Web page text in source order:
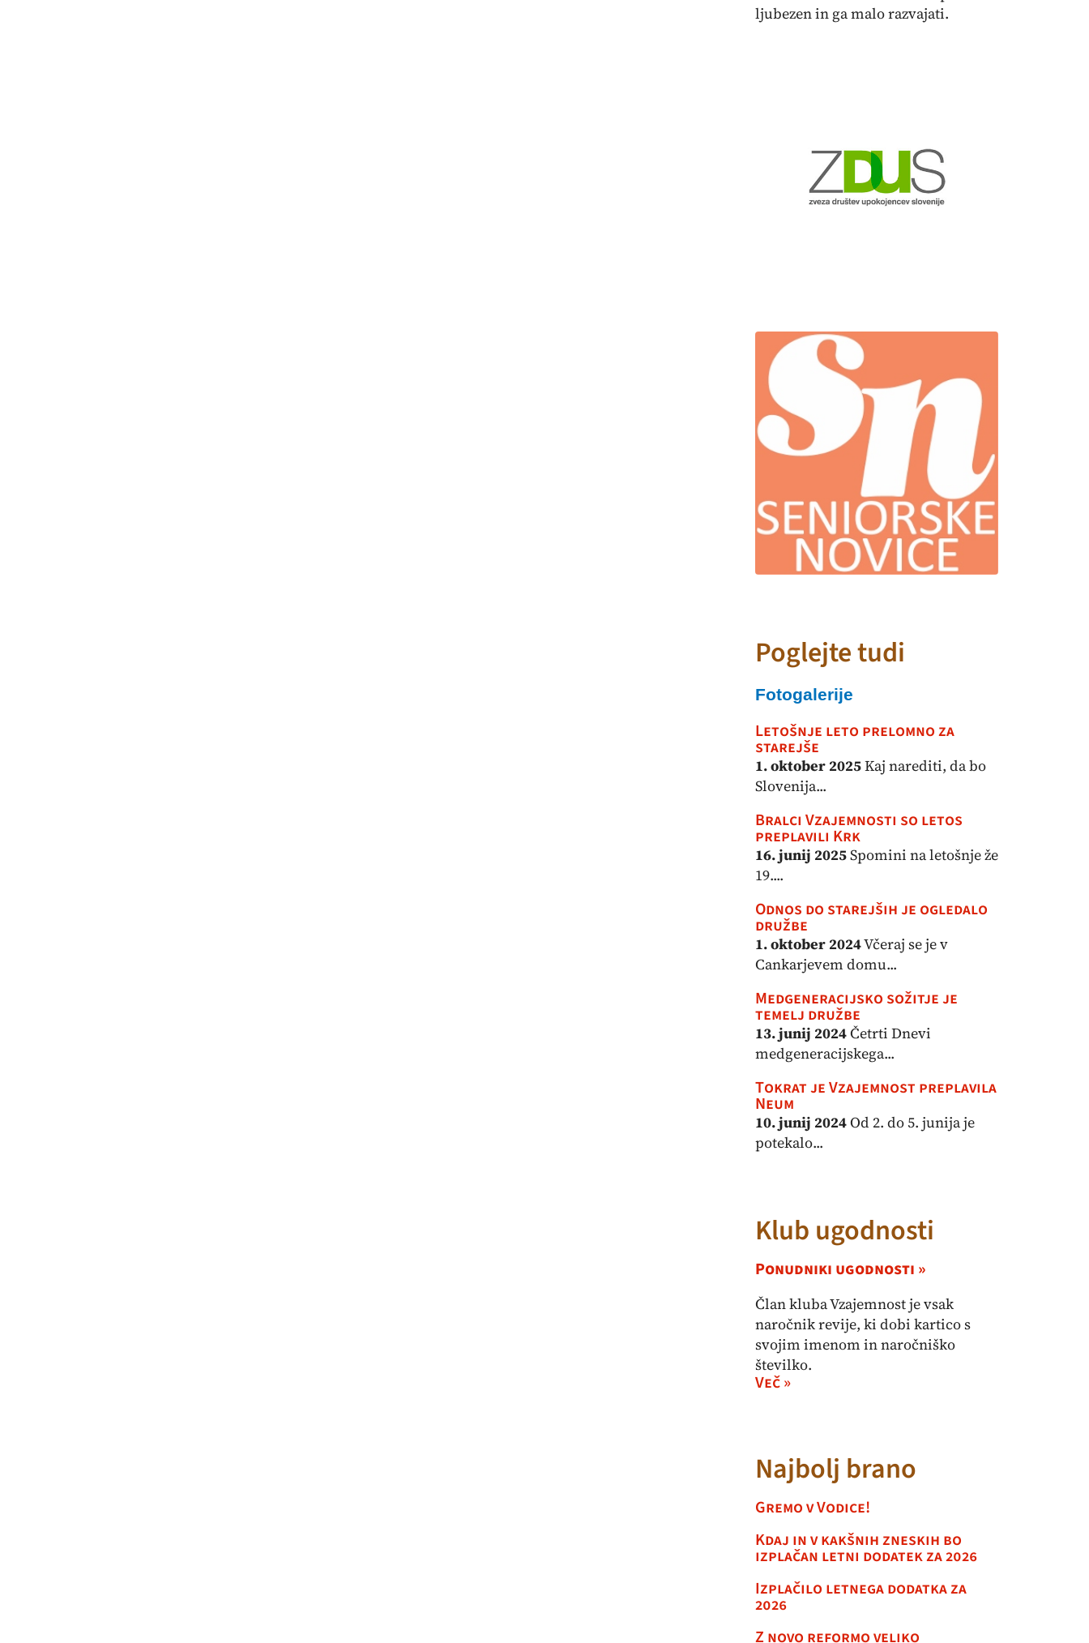
ljubezen in ga malo razvajati.
Poglejte tudi
Fotogalerije
Letošnje leto prelomno za
starejše
1. oktober 2025Kaj narediti, da bo
Slovenija...
Bralci Vzajemnosti so letos
preplavili Krk
16. junij 2025Spomini na letošnje že
19....
Odnos do starejših je ogledalo
družbe
1. oktober 2024Včeraj se je v
Cankarjevem domu...
Medgeneracijsko sožitje je
temelj družbe
13. junij 2024Četrti Dnevi
medgeneracijskega...
Tokrat je Vzajemnost preplavila
Neum
10. junij 2024Od 2. do 5. junija je
potekalo...
Klub ugodnosti
Ponudniki ugodnosti »
Član kluba Vzajemnost je vsak
naročnik revije, ki dobi kartico s
svojim imenom in naročniško
številko.
Več »
Najbolj brano
Gremo v Vodice!
Kdaj in v kakšnih zneskih bo
izplačan letni dodatek za 2026
Izplačilo letnega dodatka za
2026
Z novo reformo veliko